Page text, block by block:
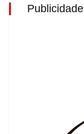
Publicidade